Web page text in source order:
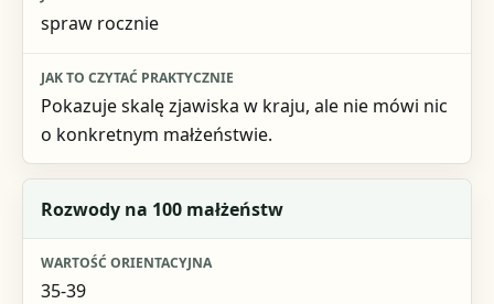
spraw rocznie
Pokazuje skalę zjawiska w kraju, ale nie mówi nic
o konkretnym małżeństwie.
Rozwody na 100 małżeństw
35-39